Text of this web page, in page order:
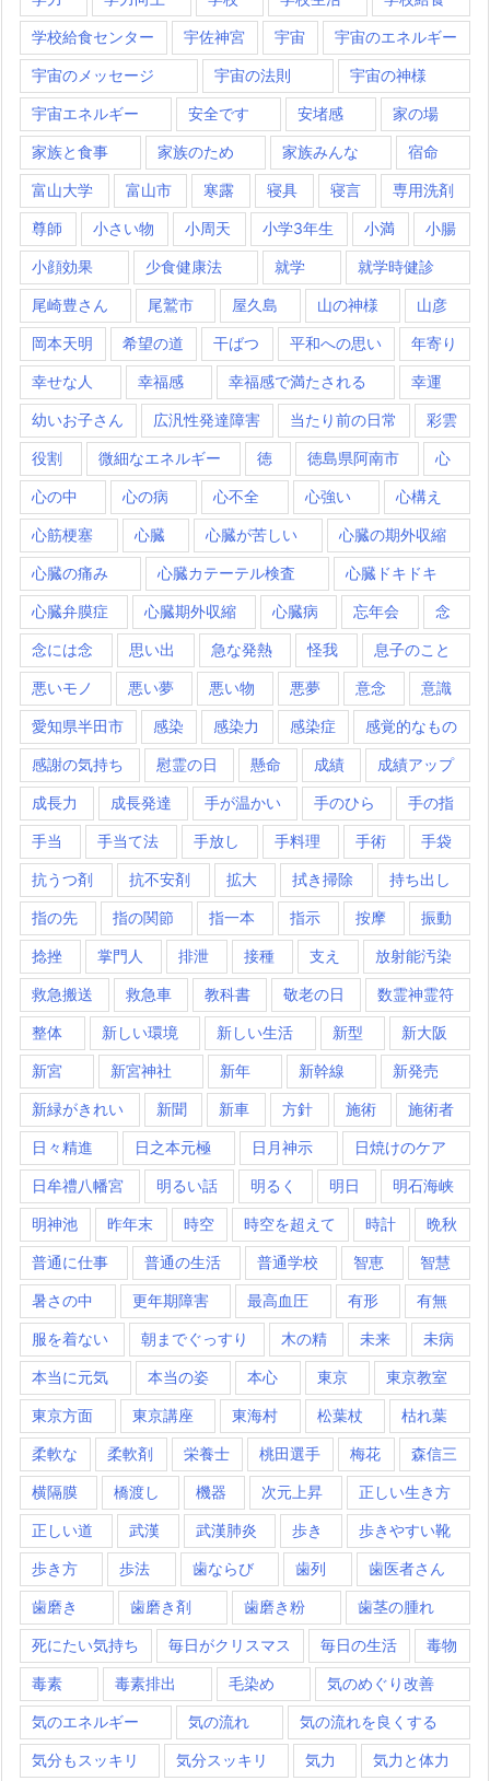
学校給食センター 宇佐神宮 宇宙 宇宙のエネルギー
宇宙のメッセージ 宇宙の法則 宇宙の神様
宇宙エネルギー 安全です 安堵感 家の場
家族と食事 家族のため 家族みんな 宿命
富山大学 富山市 寒露 寝具 寝言 専用洗剤
尊師 小さい物 小周天 小学3年生 小満 小腸
小顔効果 少食健康法 就学 就学時健診
尾崎豊さん 尾鷲市 屋久島 山の神様 山彦
岡本天明 希望の道 干ばつ 平和への思い 年寄り
幸せな人 幸福感 幸福感で満たされる 幸運
幼いお子さん 広汎性発達障害 当たり前の日常 彩雲
役割 微細なエネルギー 徳 徳島県阿南市 心
心の中 心の病 心不全 心強い 心構え
心筋梗塞 心臓 心臓が苦しい 心臓の期外収縮
心臓の痛み 心臓カテーテル検査 心臓ドキドキ
心臓弁膜症 心臓期外収縮 心臓病 忘年会 念
念には念 思い出 急な発熱 怪我 息子のこと
悪いモノ 悪い夢 悪い物 悪夢 意念 意識
愛知県半田市 感染 感染力 感染症 感覚的なもの
感謝の気持ち 慰霊の日 懸命 成績 成績アップ
成長力 成長発達 手が温かい 手のひら 手の指
手当 手当て法 手放し 手料理 手術 手袋
抗うつ剤 抗不安剤 拡大 拭き掃除 持ち出し
指の先 指の関節 指一本 指示 按摩 振動
捻挫 掌門人 排泄 接種 支え 放射能汚染
救急搬送 救急車 教科書 敬老の日 数霊神霊符
整体 新しい環境 新しい生活 新型 新大阪
新宮 新宮神社 新年 新幹線 新発売
新緑がきれい 新聞 新車 方針 施術 施術者
日々精進 日之本元極 日月神示 日焼けのケア
日牟禮八幡宮 明るい話 明るく 明日 明石海峡
明神池 昨年末 時空 時空を超えて 時計 晩秋
普通に仕事 普通の生活 普通学校 智恵 智慧
暑さの中 更年期障害 最高血圧 有形 有無
服を着ない 朝までぐっすり 木の精 未来 未病
本当に元気 本当の姿 本心 東京 東京教室
東京方面 東京講座 東海村 松葉杖 枯れ葉
柔軟な 柔軟剤 栄養士 桃田選手 梅花 森信三
横隔膜 橋渡し 機器 次元上昇 正しい生き方
正しい道 武漢 武漢肺炎 歩き 歩きやすい靴
歩き方 歩法 歯ならび 歯列 歯医者さん
歯磨き 歯磨き剤 歯磨き粉 歯茎の腫れ
死にたい気持ち 毎日がクリスマス 毎日の生活 毒物
毒素 毒素排出 毛染め 気のめぐり改善
気のエネルギー 気の流れ 気の流れを良くする
気分もスッキリ 気分スッキリ 気力 気力と体力